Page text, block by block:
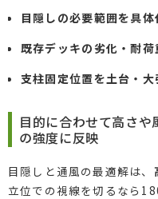
目隠しの必要範囲を具体
既存デッキの劣化・耐荷
支柱固定位置を土台・
目的に合わせて高さ
の強度に反映
目隠しと通風の最適解は、
立位での視線を切るなら